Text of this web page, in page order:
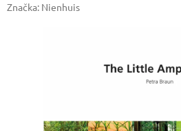
Značka: Nienhuis